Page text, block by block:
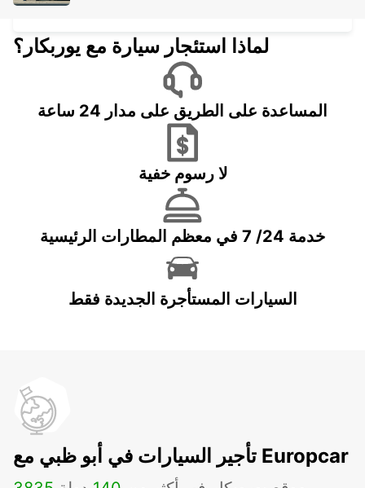
DURAZNO - URUGUAY
لماذا استئجار سيارة مع يوربكار؟
المساعدة على الطريق على مدار 24 ساعة
لا رسوم خفية
خدمة 24/ 7 في معظم المطارات الرئيسية
السيارات المستأجرة الجديدة فقط
تأجير السيارات في أبو ظبي مع Europcar